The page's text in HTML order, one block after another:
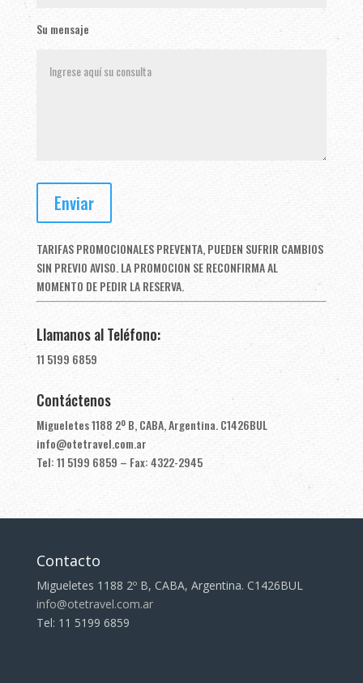
Su mensaje
TARIFAS PROMOCIONALES PREVENTA, PUEDEN SUFRIR CAMBIOS
SIN PREVIO AVISO. LA PROMOCION SE RECONFIRMA AL
MOMENTO DE PEDIR LA RESERVA.
Llamanos al Teléfono:
11 5199 6859
Contáctenos
Migueletes 1188 2º B, CABA, Argentina. C1426BUL
info@otetravel.com.ar
Tel: 11 5199 6859 – Fax: 4322-2945
Contacto
Migueletes 1188 2º B, CABA, Argentina. C1426BUL
info@otetravel.com.ar
Tel: 11 5199 6859